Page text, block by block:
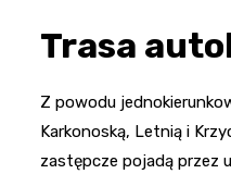
Trasa
Z powodu
Karkonoską, Letnią i
zastępcze pojadą przez